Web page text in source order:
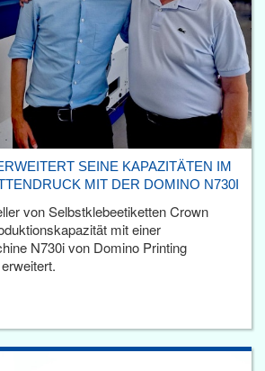
SEINE KAPAZITÄTEN IM
MIT DER DOMINO N730I
von Selbstklebeetiketten Crown
mit einer
N730i von Domino Printing